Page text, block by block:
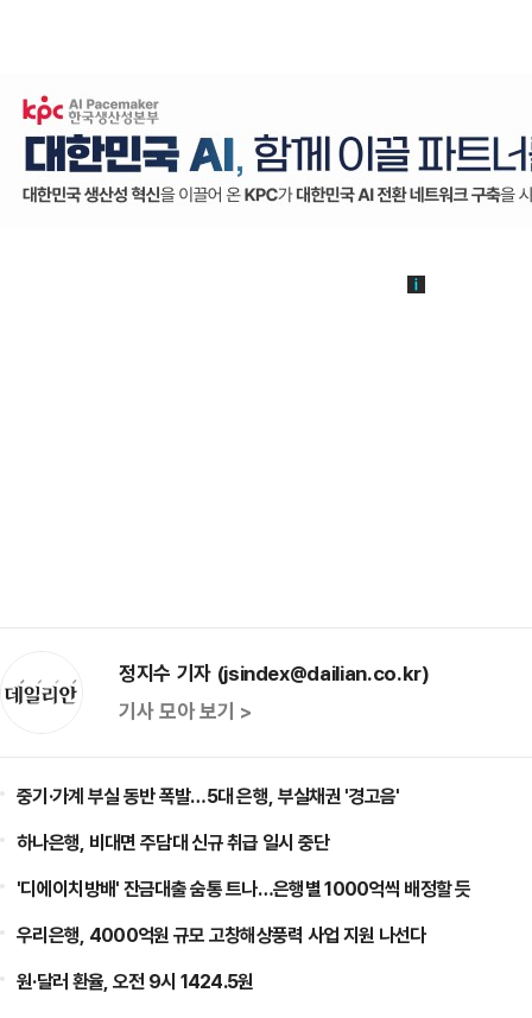
정지수 기자 (jsindex@dailian.co.kr)
기사 모아 보기 >
중기·가계 부실 동반 폭발…5대 은행, 부실채권 '경고음'
하나은행, 비대면 주담대 신규 취급 일시 중단
'디에이치방배' 잔금대출 숨통 트나…은행별 1000억씩 배정할 듯
우리은행, 4000억원 규모 고창해상풍력 사업 지원 나선다
원·달러 환율, 오전 9시 1424.5원